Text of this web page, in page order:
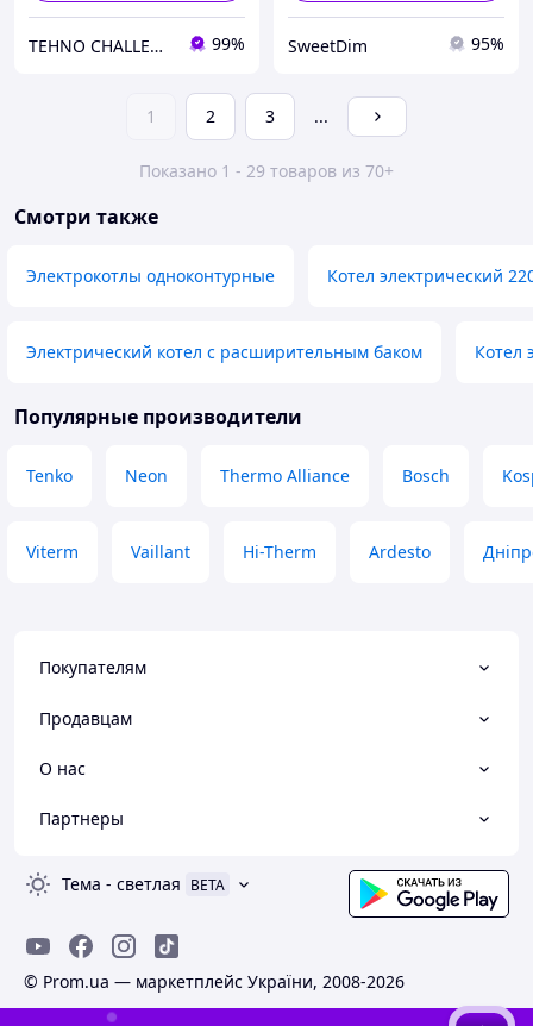
TEHNO CHALLENGE 99% SweetDim 95%
1 2 3 ...
Показано 1 - 29 товаров из 70+
Смотри также
Электрокотлы одноконтурные Котел электрический
Электрический котел с расширительным баком Котел
Популярные производители
Tenko Neon Thermo Alliance Bosch
Viterm Vaillant Hi-Therm Ardesto
Покупателям
Продавцам
О нас
Партнеры
Тема - светлая BETA
© Prom.ua — маркетплейс України, 2008-2026